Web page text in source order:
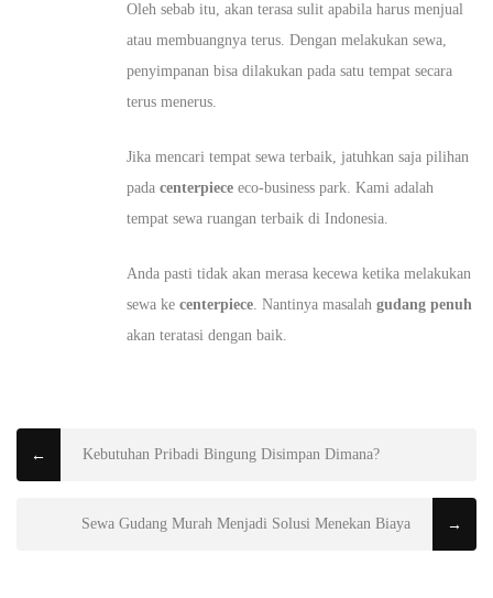
Oleh sebab itu, akan terasa sulit apabila harus menjual
atau membuangnya terus. Dengan melakukan sewa,
penyimpanan bisa dilakukan pada satu tempat secara
terus menerus.
Jika mencari tempat sewa terbaik, jatuhkan saja pilihan
pada centerpiece eco-business park. Kami adalah
tempat sewa ruangan terbaik di Indonesia.
Anda pasti tidak akan merasa kecewa ketika melakukan
sewa ke centerpiece. Nantinya masalah gudang penuh
akan teratasi dengan baik.
← Kebutuhan Pribadi Bingung Disimpan Dimana?
Sewa Gudang Murah Menjadi Solusi Menekan Biaya →